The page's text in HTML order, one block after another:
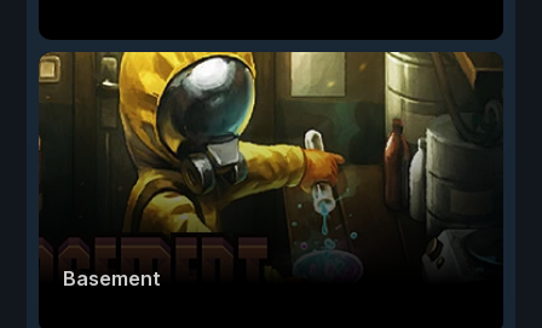
Basement